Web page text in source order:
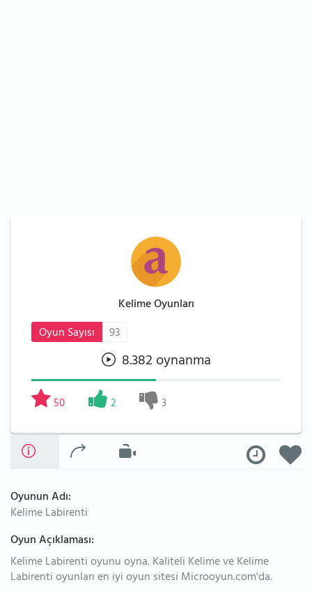
Kelime Oyunları
Oyun Sayısı
93
8.382 oynanma
50 2 3
Oyunun Adı:
Kelime Labirenti
Oyun Açıklaması:
Kelime Labirenti oyunu oyna. Kaliteli Kelime ve Kelime
Labirenti oyunları en iyi oyun sitesi Microoyun.com'da.